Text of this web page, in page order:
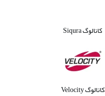
کاتالوگ Siqura
کاتالوگ Velocity